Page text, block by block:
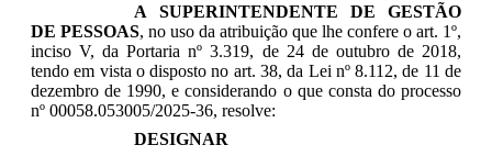
A SUPERINTENDENTE DE GESTÃO
DE PESSOAS, no uso da atribuição que lhe confere o art. 1º,
inciso V, da Portaria nº 3.319, de 24 de outubro de 2018,
tendo em vista o disposto no art. 38, da Lei nº 8.112, de 11 de
dezembro de 1990, e considerando o que consta do processo
nº 00058.053005/2025-36, resolve:
DESIGNAR